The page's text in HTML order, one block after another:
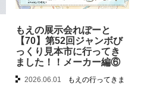
もえの展示会れぽーと
【70】第52回ジャンボび
っくり見本市に行ってき
ました！！メーカー編⑥
2026.06.01
もえの行ってきま